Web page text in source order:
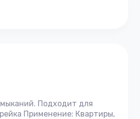
Подходит для
Применение: Квартиры,